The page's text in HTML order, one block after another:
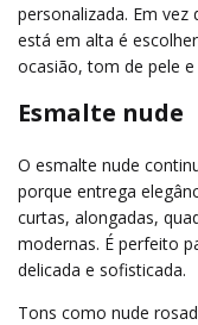
personalizada. Em
está em alta é
ocasião, tom de pele
Esmalte nude
O esmalte nude
porque entrega
curtas, alongadas,
modernas. É perfeito
delicada e sofisticada.
Tons como nude